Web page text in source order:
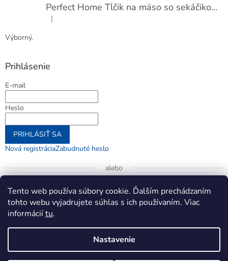
Tento web používa súbory cookie. Ďalším prechádzaním
tohto webu vyjadrujete súhlas s ich používaním. Viac
informáciítu.
Nastavenie
Perfect Home Tĺčik na mäso so sekáčikom, 56893
Hodnotenie produktu je 5 z 5 hviezdičiek.
|
Výborný.
Prihlásenie
E-mail
Heslo
PRIHLÁSIŤ SA
Nová registráciaZabudnuté heslo
alebo
Prihlásiť sa cez Google